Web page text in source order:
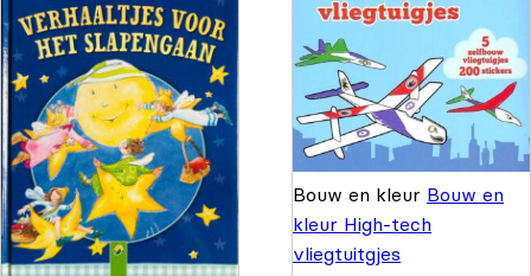
Bouw en kleur Bouw en
kleur High-tech
vliegtuitgjes